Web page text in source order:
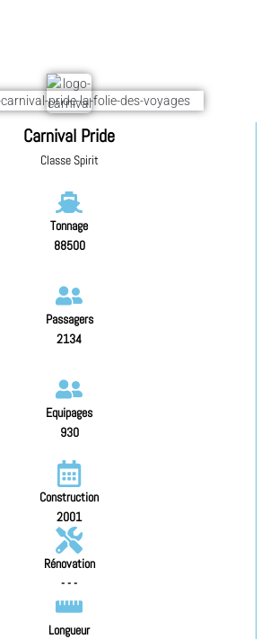
Carnival Pride
Classe Spirit
Tonnage
88500
Passagers
2134
Equipages
930
Construction
2001
Rénovation
- - -
Longueur